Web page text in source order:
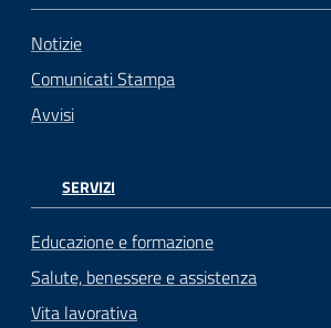
Notizie
Comunicati Stampa
Avvisi
SERVIZI
Educazione e formazione
Salute, benessere e assistenza
Vita lavorativa